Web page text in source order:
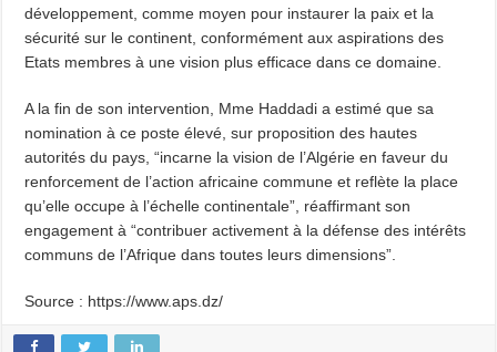
développement, comme moyen pour instaurer la paix et la
sécurité sur le continent, conformément aux aspirations des
Etats membres à une vision plus efficace dans ce domaine.
A la fin de son intervention, Mme Haddadi a estimé que sa
nomination à ce poste élevé, sur proposition des hautes
autorités du pays, “incarne la vision de l’Algérie en faveur du
renforcement de l’action africaine commune et reflète la place
qu’elle occupe à l’échelle continentale”, réaffirmant son
engagement à “contribuer activement à la défense des intérêts
communs de l’Afrique dans toutes leurs dimensions”.
Source : https://www.aps.dz/